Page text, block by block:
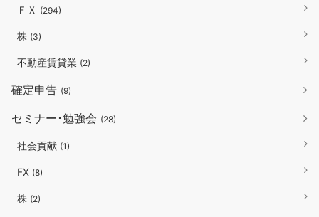
ＦＸ (294)
株 (3)
不動産賃貸業 (2)
確定申告 (9)
セミナー･勉強会 (28)
社会貢献 (1)
FX (8)
株 (2)